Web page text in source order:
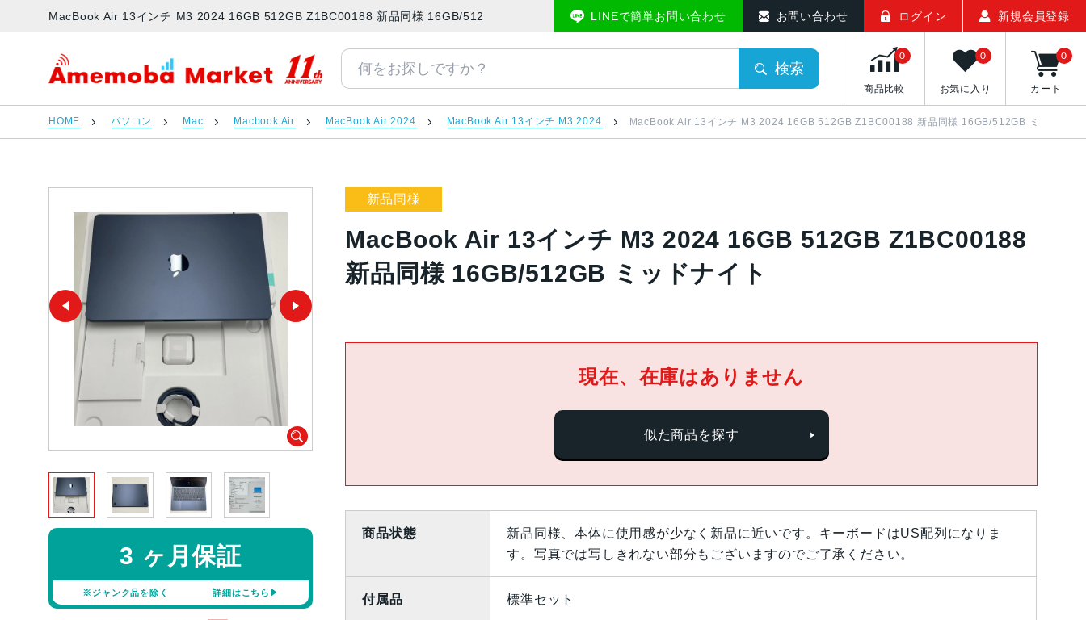
MacBook Air 13インチ M3 2024 16GB 512GB Z1BC00188 新品同様 16GB/512GB ミッドナイト | 中古スマホ販売のアメモバマーケット
LINEで簡単お問い合わせ お問い合わせ ログイン 新規会員登録
アメモバマーケット
検索
商品比較
0
お気に入り
0
カート
0
HOME パソコン Mac Macbook Air MacBook Air 2024 MacBook Air 13インチ M3 2024 MacBook Air 13インチ M3 2024 16GB 512GB Z1BC00188 新品同様 16GB/512GB ミッドナイ
新品同様
MacBook Air 13インチ M3 2024 16GB 512GB Z1BC00188
新品同様 16GB/512GB ミッドナイト
3 ヶ月保証
※ジャンク品を除く 詳細はこちら
現在、在庫はありません
似た商品を探す
商品状態
新品同様、本体に使用感が少なく新品に近いです。キーボードはUS配列になりま
す。写真では写しきれない部分もございますのでご了承ください。
付属品 標準セット